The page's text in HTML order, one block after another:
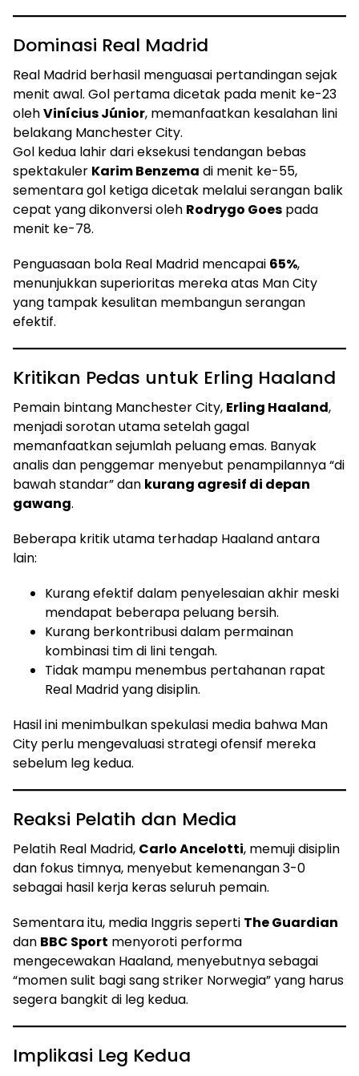
Dominasi Real Madrid
Real Madrid berhasil menguasai pertandingan sejak
menit awal. Gol pertama dicetak pada menit ke-23
olehVinícius Júnior, memanfaatkan kesalahan lini
belakang Manchester City.
Gol kedua lahir dari eksekusi tendangan bebas
spektakuler Karim Benzema di menit ke-55,
sementara gol ketiga dicetak melalui serangan balik
cepat yang dikonversi oleh Rodrygo Goes pada
menit ke-78.
Penguasaan bola Real Madrid mencapai 65%,
menunjukkan superioritas mereka atas Man City
yang tampak kesulitan membangun serangan
efektif.
Kritikan Pedas untuk Erling Haaland
Pemain bintang Manchester City, Erling Haaland,
menjadi sorotan utama setelah gagal
memanfaatkan sejumlah peluang emas. Banyak
analis dan penggemar menyebut penampilannya “di
bawah standar” dan kurang agresif di depan
gawang.
Beberapa kritik utama terhadap Haaland antara
lain:
Kurang efektif dalam penyelesaian akhir meski
mendapat beberapa peluang bersih.
Kurang berkontribusi dalam permainan
kombinasi tim di lini tengah.
Tidak mampu menembus pertahanan rapat
Real Madrid yang disiplin.
Hasil ini menimbulkan spekulasi media bahwa Man
City perlu mengevaluasi strategi ofensif mereka
sebelum leg kedua.
Reaksi Pelatih dan Media
Pelatih Real Madrid, Carlo Ancelotti, memuji disiplin
dan fokus timnya, menyebut kemenangan 3-0
sebagai hasil kerja keras seluruh pemain.
Sementara itu, media Inggris seperti The Guardian
dan BBC Sport menyoroti performa
mengecewakan Haaland, menyebutnya sebagai
“momen sulit bagi sang striker Norwegia” yang harus
segera bangkit di leg kedua.
Implikasi Leg Kedua